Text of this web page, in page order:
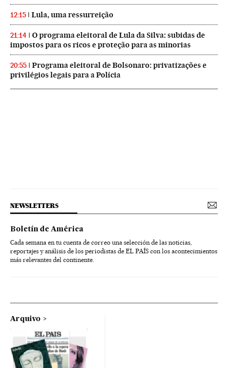
12:15 Lula, uma ressurreição
21:14
O programa eleitoral de Lula da Silva: subidas de
impostos para os ricos e proteção para as minorias
20:55
Programa eleitoral de Bolsonaro: privatizações e
privilégios legais para a Polícia
NEWSLETTERS
Boletín de América
Cada semana en tu cuenta de correo una selección de las noticias,
reportajes y análisis de los periodistas de EL PAÍS con los acontecimientos
más relevantes del continente.
Arquivo